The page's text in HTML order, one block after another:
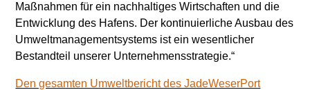
Maßnahmen für ein nachhaltiges Wirtschaften und die
Entwicklung des Hafens. Der kontinuierliche Ausbau des
Umweltmanagementsystems ist ein wesentlicher
Bestandteil unserer Unternehmensstrategie.“
Den gesamten Umweltbericht des JadeWeserPort